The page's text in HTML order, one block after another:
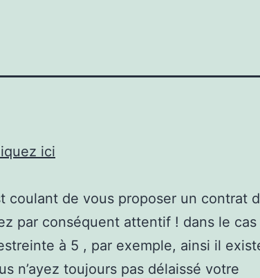
ici
coulant de vous proposer un contrat
par conséquent attentif ! dans le cas
à 5 , par exemple, ainsi il
n’ayez toujours pas délaissé votre